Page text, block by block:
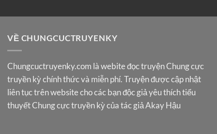
VỀ CHUNGCUCTRUYENKY
Chungcuctruyenky.com là webite đọc truyện Chung cực
truyền kỳ chính thức và miễn phí. Truyện được cập nhật
liên tục trên website cho các bạn độc giả yêu thích tiểu
thuyết Chung cực truyền kỳ của tác giả Akay Hậu